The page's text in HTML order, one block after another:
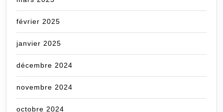
février 2025
janvier 2025
décembre 2024
novembre 2024
octobre 2024